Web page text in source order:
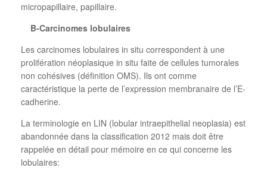
micropapillaire, papillaire.
B-Carcinomes lobulaires
Les carcinomes lobulaires in situ correspondent à une
prolifération néoplasique in situ faite de cellules tumorales
non cohésives (définition OMS). Ils ont comme
caractéristique la perte de l’expression membranaire de l’E-
cadherine.
La terminologie en LIN (lobular intraepithelial neoplasia) est
abandonnée dans la classification 2012 mais doit être
rappelée en détail pour mémoire en ce qui concerne les
lobulaires: